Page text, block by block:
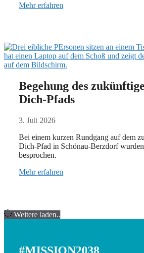
Mehr erfahren
Begehung des
Dich-Pfads
3. Juli 2026
Bei einem kurzen Rundgang auf dem
Dich-Pfad in Schönau-Berzdorf
besprochen.
Mehr erfahren
Weitere laden..
#MISSION2038